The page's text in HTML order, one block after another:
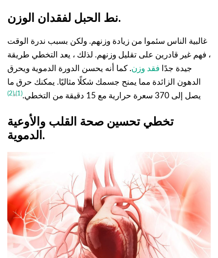
نط الحبل لفقدان الوزن.
غالبية الناس سئموا من زيادة وزنهم. ولكن بسبب ندرة الوقت
، فهم غير قادرين على تقليل وزنهم. لذلك ، يعد التخطي طريقة
جيدة جدًا فقد وزن. كما أنه يحسن الدورة الدموية ويحرق
الدهون الزائدة مما يمنح جسمك شكلًا مثاليًا. يمكنك حرق ما
يصل إلى 370 سعرة حرارية مع 15 دقيقة من التخطي.
(1)
,
(2)
تخطي تحسين صحة القلب والأوعية
الدموية.